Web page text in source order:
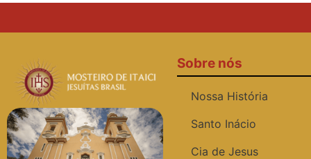
Sobre nós
Nossa História
Santo Inácio
Cia de Jesus